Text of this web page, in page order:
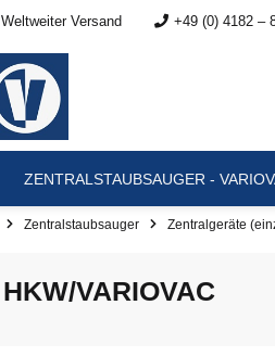
Weltweiter Versand +49 (0) 4182 –
ZENTRALSTAUBSAUGER -
Zentralstaubsauger Zentralgeräte
HKW/VARIOVAC